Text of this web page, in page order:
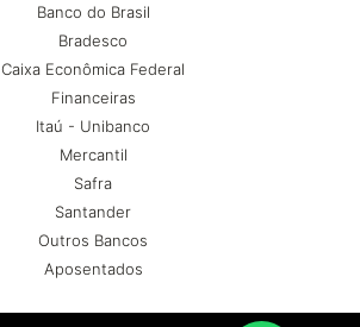
Banco do Brasil
Bradesco
Caixa Econômica Federal
Financeiras
Itaú - Unibanco
Mercantil
Safra
Santander
Outros Bancos
Aposentados